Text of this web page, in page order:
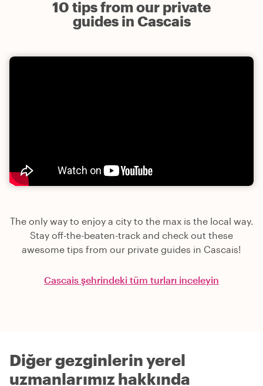
10 tips from our private
guides in Cascais
The only way to enjoy a city to the max is the local way.
Stay off-the-beaten-track and check out these
awesome tips from our private guides in Cascais!
Cascais şehrindeki tüm turları inceleyin
Diğer gezginlerin yerel
uzmanlarımız hakkında